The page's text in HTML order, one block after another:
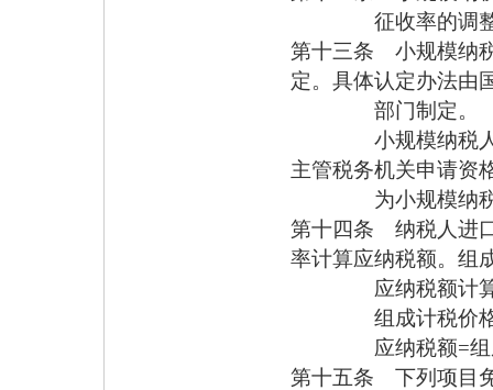
征收率的调整，
第十三条 小规模纳
定。具体认定办法由
部门制定。
小规模纳税人会
主管税务机关申请资
为小规模纳税人
第十四条 纳税人进
率计算应纳税额。组
应纳税额计算
组成计税价格=
应纳税额=组成
第十五条 下列项目